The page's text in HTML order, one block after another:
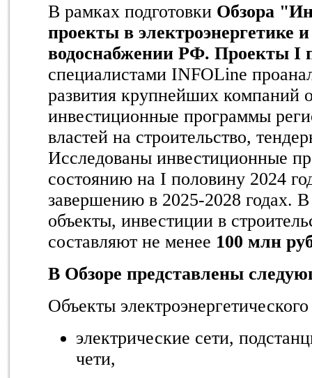
В рамках подготовки Обзора
проекты в электроэнергетике
водоснабжении РФ. Проекты I
специалистами INFOLine
развития крупнейших компаний
инвестиционные программы
властей на строительство,
Исследованы инвестиционные
состоянию на I половину 2024
завершению в 2025-2028 годах.
объекты, инвестиции в
составляют не менее 100 млн
В Обзоре представлены
Объекты
электрические сети,
чети,